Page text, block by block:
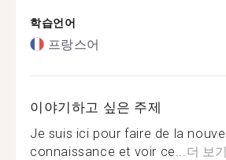
학습언어
프랑스어
이야기하고 싶은 주제
Je suis ici pour faire de la
connaissance et voir ce... 더 보기